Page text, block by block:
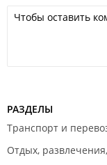
Чтобы оставить
РАЗДЕЛЫ
Транспорт и
Отдых,